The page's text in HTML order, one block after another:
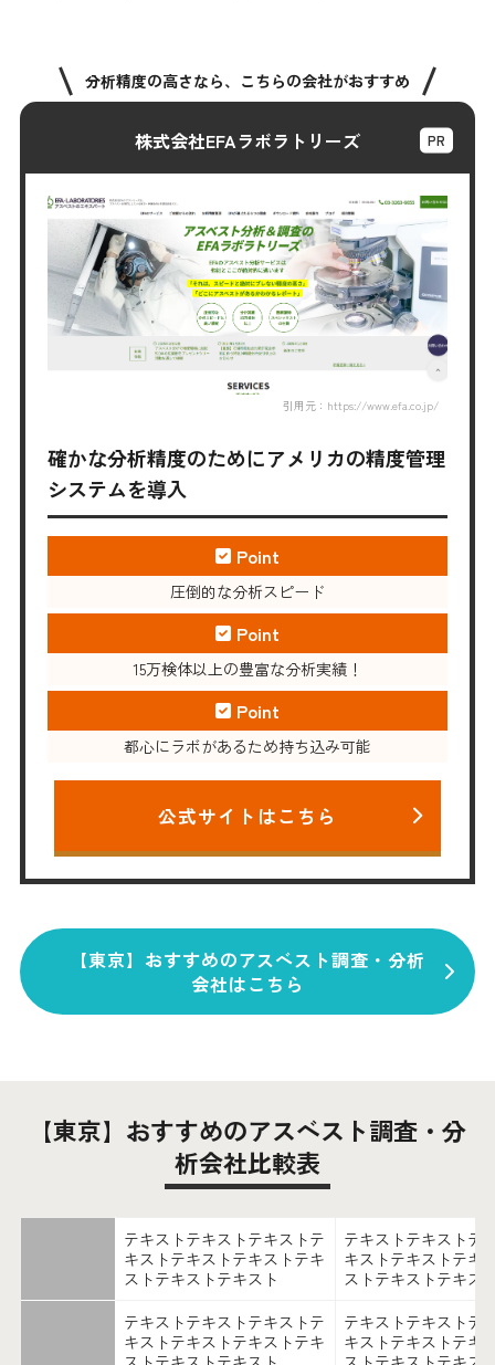
分析精度の高さなら、こちらの会社がおすすめ
株式会社EFAラボラトリーズ
引用元：https://www.efa.co.jp/
確かな分析精度のためにアメリカの精度管理
システムを導入
Point
圧倒的な分析スピード
Point
15万検体以上の豊富な分析実績！
Point
都心にラボがあるため持ち込み可能
公式サイトはこちら
【東京】おすすめのアスベスト調査・分析
会社はこちら
【東京】おすすめのアスベスト調査・分
析会社比較表
テキストテキストテキストテ
キストテキストテキストテキ
ストテキストテキスト
テキストテキストテ
キストテキストテキ
ストテキストテキス
テキストテキストテキストテ
キストテキストテキストテキ
テキストテキストテ
キストテキストテキ